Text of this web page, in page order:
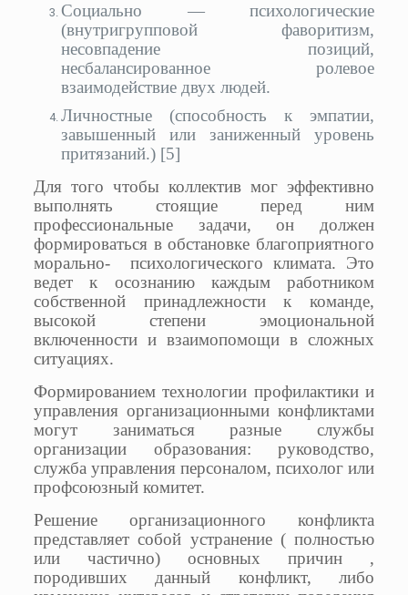
Социально — психологические
(внутригрупповой фаворитизм,
несовпадение позиций,
несбалансированное ролевое
взаимодействие двух людей.
Личностные (способность к эмпатии,
завышенный или заниженный уровень
притязаний.) [5]
Для того чтобы коллектив мог эффективно
выполнять стоящие перед ним
профессиональные задачи, он должен
формироваться в обстановке благоприятного
морально- психологического климата. Это
ведет к осознанию каждым работником
собственной принадлежности к команде,
высокой степени эмоциональной
включенности и взаимопомощи в сложных
ситуациях.
Формированием технологии профилактики и
управления организационными конфликтами
могут заниматься разные службы
организации образования: руководство,
служба управления персоналом, психолог или
профсоюзный комитет.
Решение организационного конфликта
представляет собой устранение ( полностью
или частично) основных причин ,
породивших данный конфликт, либо